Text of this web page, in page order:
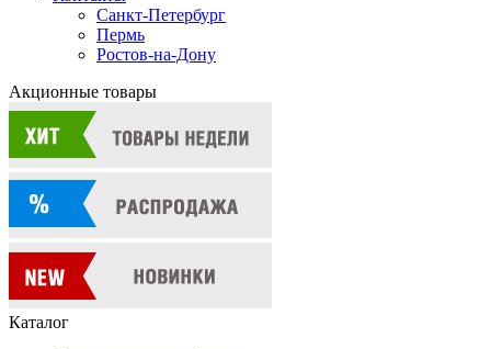
Санкт-Петербург
Пермь
Ростов-на-Дону
Акционные товары
Каталог